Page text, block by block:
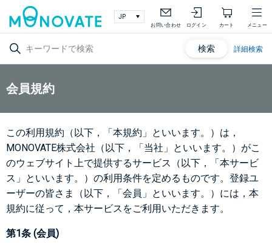
お問い合わせ ログイン カート メニュー
検索 詳細検索
会員規約
この利用規約（以下，「本規約」といいます。）は，
MONOVATE株式会社（以下，「当社」といいます。）がこ
のウェブサイト上で提供するサービス（以下，「本サービ
ス」といいます。）の利用条件を定めるものです。登録ユ
ーザーの皆さま（以下，「会員」といいます。）には，本
規約に従って，本サービスをご利用いただきます。
第1条 (会員)